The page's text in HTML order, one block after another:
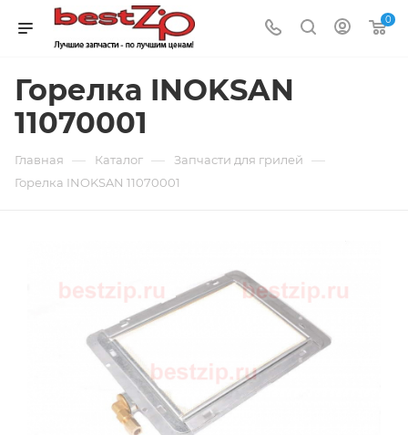
0
Горелка INOKSAN
11070001
Главная — Каталог — Запчасти для грилей —
Горелка INOKSAN 11070001